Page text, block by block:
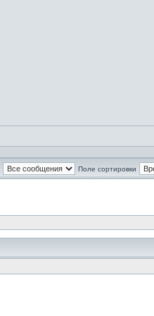
Поле сортировки